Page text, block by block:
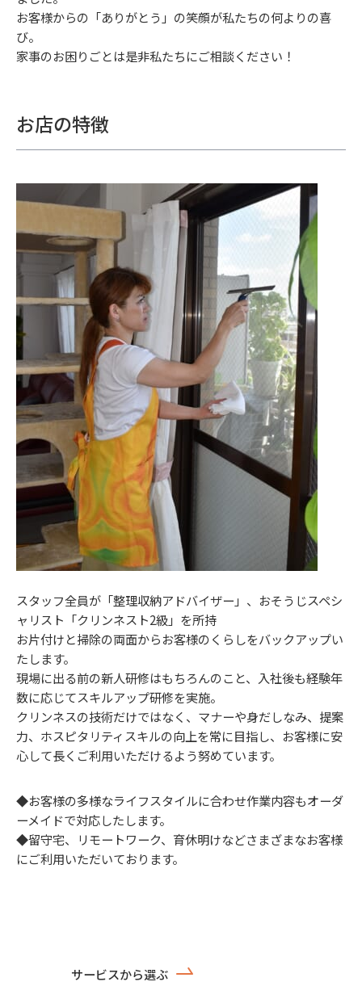
お客様からの「ありがとう」の笑顔が私たちの何よりの喜
び。
家事のお困りごとは是非私たちにご相談ください！
お店の特徴
スタッフ全員が「整理収納アドバイザー」、おそうじスペシ
ャリスト「クリンネスト2級」を所持
お片付けと掃除の両面からお客様のくらしをバックアップい
たします。
現場に出る前の新人研修はもちろんのこと、入社後も経験年
数に応じてスキルアップ研修を実施。
クリンネスの技術だけではなく、マナーや身だしなみ、提案
力、ホスピタリティスキルの向上を常に目指し、お客様に安
心して長くご利用いただけるよう努めています。
◆お客様の多様なライフスタイルに合わせ作業内容もオーダ
ーメイドで対応したします。
◆留守宅、リモートワーク、育休明けなどさまざまなお客様
にご利用いただいております。
サービスから選ぶ